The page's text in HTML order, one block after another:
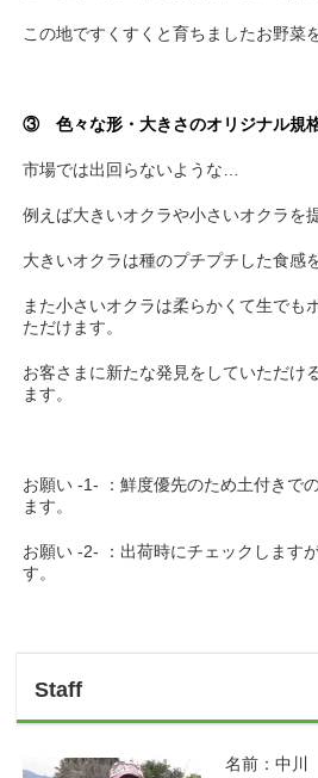
この地ですくすくと育ちましたお野菜
③ 色々な形・大きさのオリジナル規
市場では出回らないような…
例えば大きいオクラや小さいオクラを
大きいオクラは種のプチプチした食感
また小さいオクラは柔らかくて生でも
ただけます。
お客さまに新たな発見をしていただけ
ます。
お願い -1- ：鮮度優先のため土付きで
ます。
お願い -2- ：出荷時にチェックします
す。
Staff
名前：中